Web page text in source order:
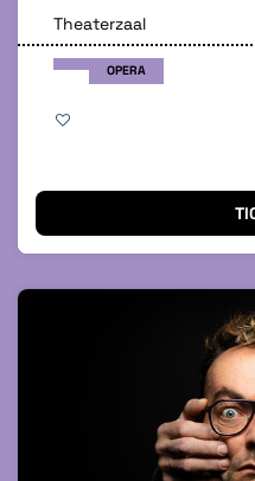
Theaterzaal
OPERA